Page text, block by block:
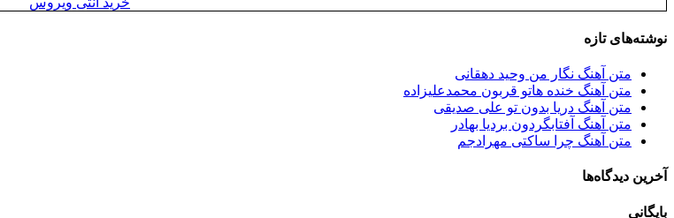
نوشته‌های تازه
متن آهنگ نگار من وحید دهقانی
متن آهنگ خنده هاتو قربون محمدعلیزاده
متن آهنگ دریا بدون تو علی صدیقی
متن آهنگ آفتابگردون بردیا بهادر
متن آهنگ چرا ساکتی مهرادجم
آخرین دیدگاه‌ها
بایگانی